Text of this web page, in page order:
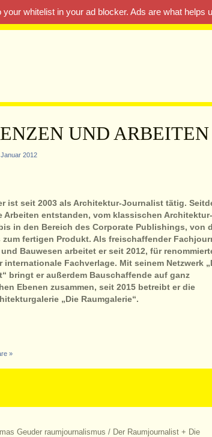
whitelist in your ad blocker. Ads are what helps
UND ARBEITEN
2012
ist seit 2003 als Architektur-Journalist tätig.
Arbeiten entstanden, vom klassischen Architektur-
in den Bereich des Corporate Publishings, von
zum fertigen Produkt. Als freischaffender
Bauwesen arbeitet er seit 2012, für
internationale Fachverlage. Mit seinem Netzwerk
bringt er außerdem Bauschaffende auf ganz
Ebenen zusammen, seit 2015 betreibt er die
„Die Raumgalerie“.
»
Geuder raumjournalismus / Der Raumjournalist + Die